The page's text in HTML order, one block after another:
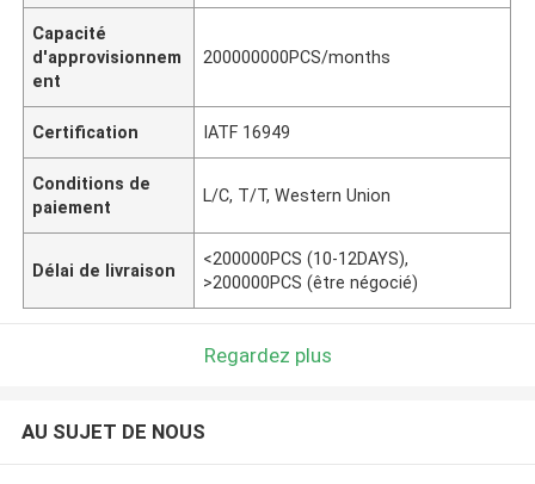
Capacité
d'approvisionnem
ent
200000000PCS/months
Certification IATF 16949
Conditions de
paiement
L/C, T/T, Western Union
Délai de livraison
<200000PCS (10-12DAYS),
>200000PCS (être négocié)
Regardez plus
AU SUJET DE NOUS